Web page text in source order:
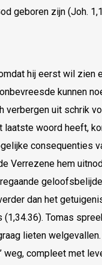
geboren zijn (Joh.
hij eerst wil zien
kunnen
verbergen uit schrik
woord heeft,
consequenties
Verrezene hem
dan het
Tomas
lieten
compleet met